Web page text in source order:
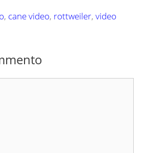
, cane video, rottweiler,video